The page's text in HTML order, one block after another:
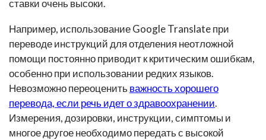
ставки очень высоки.
Например, использование Google Translate при
переводе инструкций для отделения неотложной
помощи постоянно приводит к критическим ошибкам,
особенно при использовании редких языков.
Невозможно переоценить важность хорошего
перевода, если речь идет о здравоохранении.
Измерения, дозировки, инструкции, симптомы и
многое другое необходимо передать с высокой